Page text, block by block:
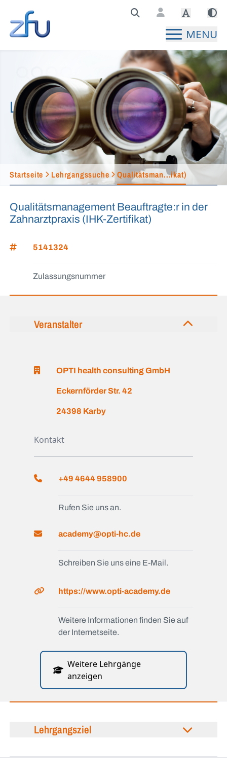
Zentralstelle für Fernunterricht Hauptseite
MENU
Lehrgangssuche
Startseite Lehrgangssuche Qualitätsman...ikat)
Qualitätsmanagement Beauftragte:r in der
Zahnarztpraxis (IHK-Zertifikat)
5141324
Zulassungsnummer
Veranstalter
OPTI health consulting GmbH
Eckernförder Str. 42
24398 Karby
Kontakt
+49 4644 958900
Rufen Sie uns an.
academy@opti-hc.de
Schreiben Sie uns eine E-Mail.
https://www.opti-academy.de
Weitere Informationen finden Sie auf
der Internetseite.
Weitere Lehrgänge
anzeigen
Lehrgangsziel